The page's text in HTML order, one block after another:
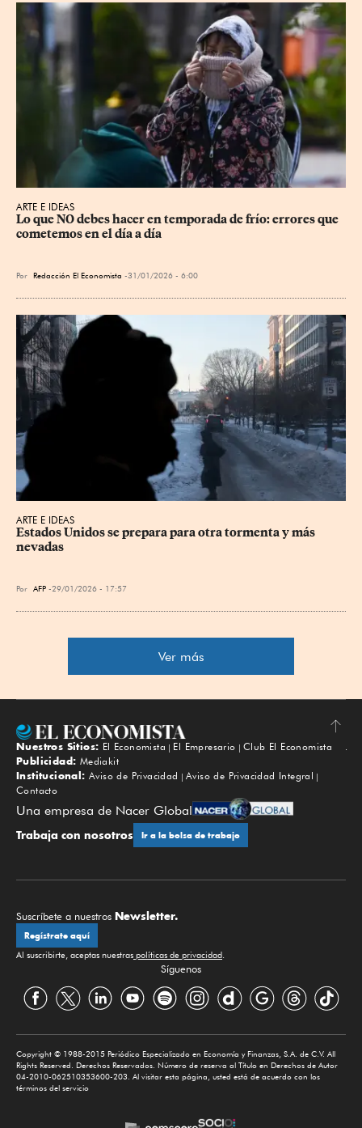
ARTE E IDEAS
Lo que NO debes hacer en temporada de frío: errores que
cometemos en el día a día
Por Redacción El Economista 31/01/2026 - 6:00
ARTE E IDEAS
Estados Unidos se prepara para otra tormenta y más
nevadas
Por AFP 29/01/2026 - 17:57
Ver más
Subir
Nuestros Sitios: El Economista El Empresario
Club El Economista
Publicidad: Mediakit
Institucional: Aviso de Privacidad
Aviso de Privacidad Integral
Contacto
Una empresa de Nacer Global
Trabaja con nosotros Ir a la bolsa de trabajo
Suscríbete a nuestros Newsletter.
Regístrate aquí
Al suscribirte, aceptas nuestras políticas de privacidad.
Síguenos
Copyright © 1988-2015 Periódico Especializado en Economía y Finanzas, S.A. de C.V. All
Rights Reserved. Derechos Reservados. Número de reserva al Título en Derechos de Autor
04-2010-062510353600-203. Al visitar esta página, usted está de acuerdo con los
términos del servicio